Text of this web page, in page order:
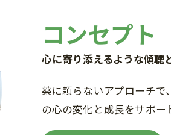
コンセプト
心に寄り添えるような傾聴
薬に頼らないアプローチ
の心の変化と成長をサポー